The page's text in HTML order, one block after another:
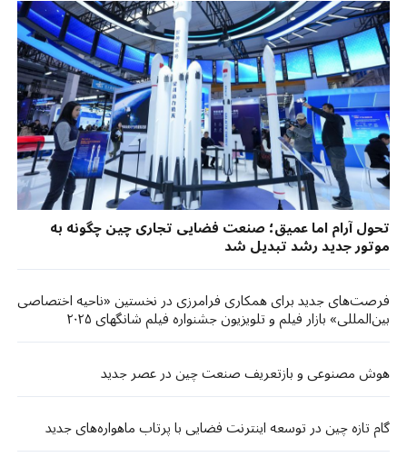
تحول آرام اما عمیق؛ صنعت فضایی تجاری چین چگونه به
موتور جدید رشد تبدیل شد
فرصت‌های جدید برای همکاری فرامرزی در نخستین «ناحیه اختصاصی
بین‌المللی» بازار فیلم و تلویزیون جشنواره فیلم شانگهای ۲۰۲۵
هوش مصنوعی و بازتعریف صنعت چین در عصر جدید
گام تازه چین در توسعه اینترنت فضایی با پرتاب ماهواره‌های جدید